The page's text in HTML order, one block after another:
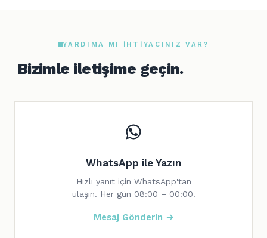
YARDIMA MI IHTIYACINIZ VAR?
Bizimle iletişime geçin.
WhatsApp ile Yazın
Hızlı yanıt için WhatsApp'tan
ulaşın. Her gün 08:00 – 00:00.
Mesaj Gönderin →